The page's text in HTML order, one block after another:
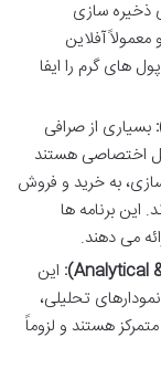
ذخیره سازی
آفلاین
های گرم را ایفا
بسیاری از صرافی
اختصاصی هستند
سازی، به خرید و فروش
این برنامه ها
می دهند.
این
تحلیلی،
متمرکز هستند و لزوماً